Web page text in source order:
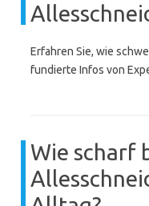
Erfahren Sie, wie
fundierte Infos von
Wie scharf